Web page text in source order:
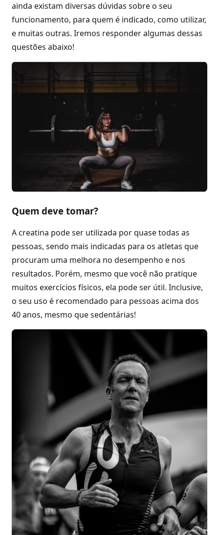
ainda existam diversas dúvidas sobre o seu
funcionamento, para quem é indicado, como utilizar,
e muitas outras. Iremos responder algumas dessas
questões abaixo!
Quem deve tomar?
A creatina pode ser utilizada por quase todas as
pessoas, sendo mais indicadas para os atletas que
procuram uma melhora no desempenho e nos
resultados. Porém, mesmo que você não pratique
muitos exercícios físicos, ela pode ser útil. Inclusive,
o seu uso é recomendado para pessoas acima dos
40 anos, mesmo que sedentárias!